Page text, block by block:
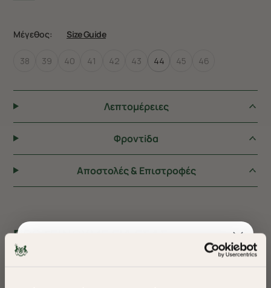
Μέγεθος: Size Guide
38 39 40 41 42 43 44 45 46
Λεπτομέρειες
Φροντiδα
Αποστολές & Επιστροφές
ΠΡΟΤΕΙΝΟΥΜΕ ΓΙΑ ΕΣΑΣ